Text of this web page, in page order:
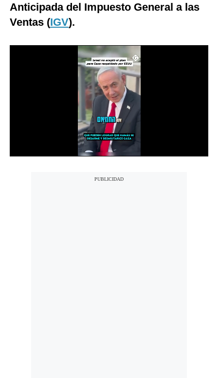
Club del Suscriptor
Anticipada del Impuesto General a las
Ventas (IGV).